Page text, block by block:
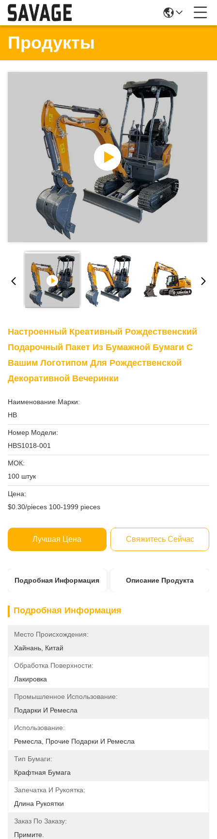
Продукты
Настроенный Креативный Рождественский
Подарочный Пакет Из Бумажной Бумаги С
Вашим Логотипом Для Рождественской
Декоративной Вечеринки
Наименование Марки:
HB
Номер Модели:
HBS1018-001
МОК:
100 штук
Цена:
$0.30/pieces 100-1999 pieces
Лучшая Цена Свяжитесь Сейчас
Подробная Информация Описание Продукта
Подробная Информация
Место Происхождения:
Хайнань, Китай
Обработка Поверхности:
Лакировка
Промышленное Использование:
Подарки И Ремесла
Использование:
Ремесла, Прочие Подарки И Ремесла
Тип Бумаги:
Крафтная Бумага
Запечатка И Рукоятка:
Длина Рукоятки
Заказ По Заказу:
Примите.